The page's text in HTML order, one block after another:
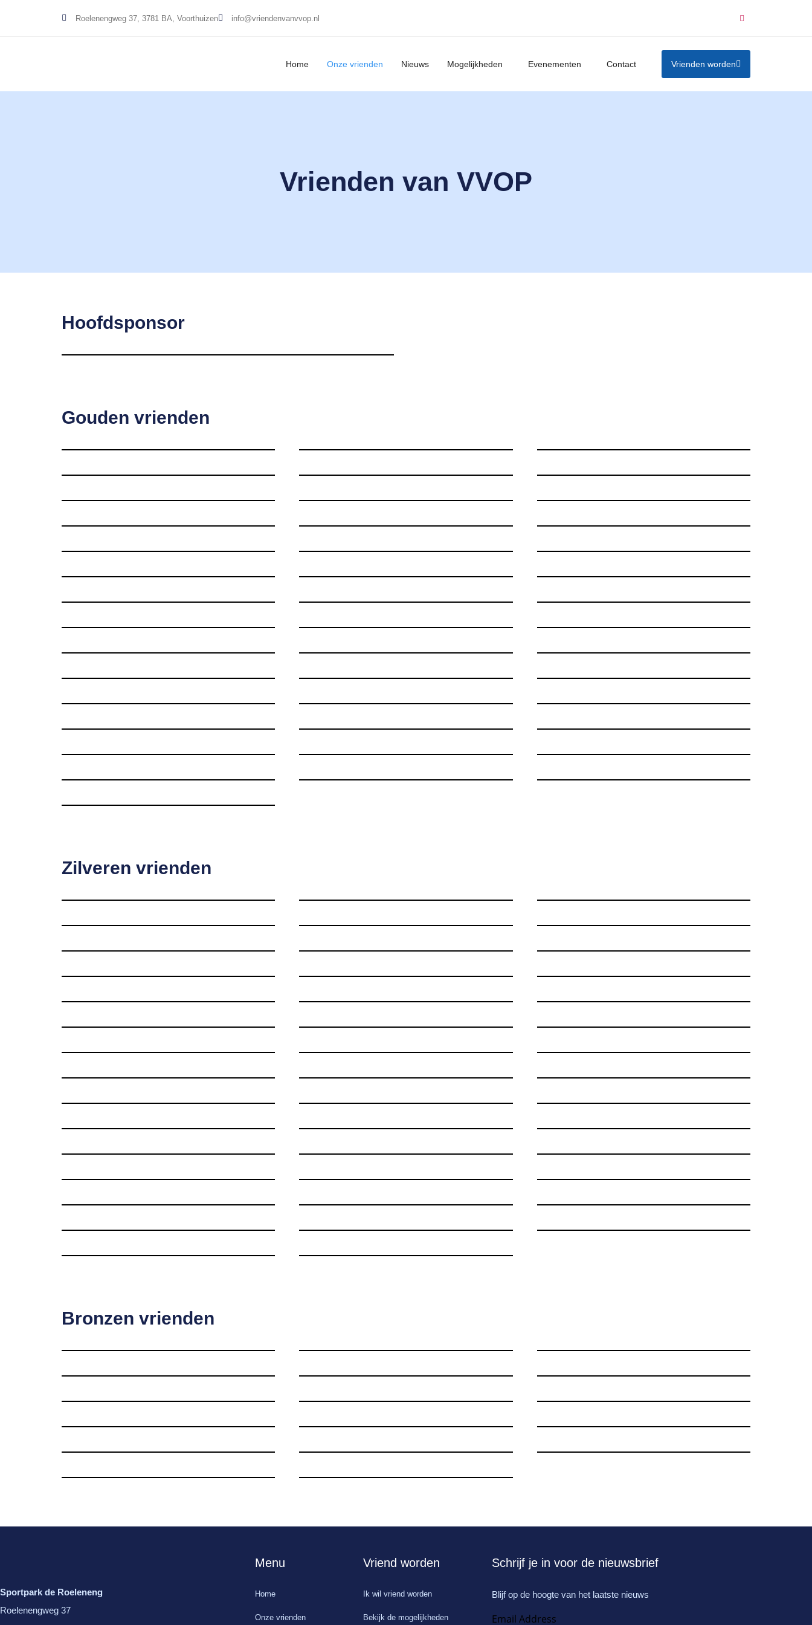
Roelenengweg 37, 3781 BA, Voorthuizen info@vriendenvanvvop.nl
Home Onze vrienden Nieuws Mogelijkheden Evenementen Contact Vrienden worden
Vrienden van VVOP
Hoofdsponsor
Gouden vrienden
Zilveren vrienden
Bronzen vrienden
Sportpark de Roeleneng
Roelenengweg 37
Menu
Home
Onze vrienden
Vriend worden
Ik wil vriend worden
Bekijk de mogelijkheden
Schrijf je in voor de nieuwsbrief
Blijf op de hoogte van het laatste nieuws
Email Address